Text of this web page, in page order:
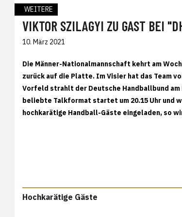
WEITERE
VIKTOR SZILAGYI ZU GAST BEI
10. März 2021
Die Männer-Nationalmannschaft kehrt am
zurück auf die Platte. Im Visier hat das Team
Vorfeld strahlt der Deutsche Handballbund am
beliebte Talkformat startet um 20.15 Uhr und
hochkarätige Handball-Gäste eingeladen, so
Hochkarätige Gäste